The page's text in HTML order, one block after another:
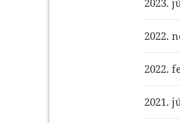
2023.
2022.
2022.
2021.